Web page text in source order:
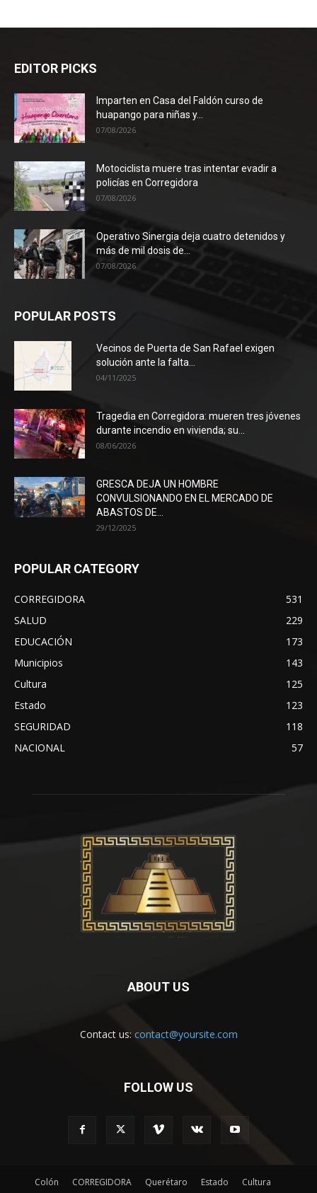
EDITOR PICKS
Imparten en Casa del Faldón curso de
huapango para niñas y...
07/08/2026
Motociclista muere tras intentar evadir a
policías en Corregidora
07/08/2026
Operativo Sinergia deja cuatro detenidos y
más de mil dosis de...
07/08/2026
POPULAR POSTS
Vecinos de Puerta de San Rafael exigen
solución ante la falta...
04/11/2025
Tragedia en Corregidora: mueren tres jóvenes
durante incendio en vivienda; su...
08/06/2026
GRESCA DEJA UN HOMBRE
CONVULSIONANDO EN EL MERCADO DE
ABASTOS DE...
29/12/2025
POPULAR CATEGORY
CORREGIDORA
531
SALUD
229
EDUCACIÓN
173
Municipios
143
Cultura
125
Estado
123
SEGURIDAD
118
NACIONAL
57
ABOUT US
Contact us: contact@yoursite.com
FOLLOW US
Colón CORREGIDORA Querétaro Estado
Cultura